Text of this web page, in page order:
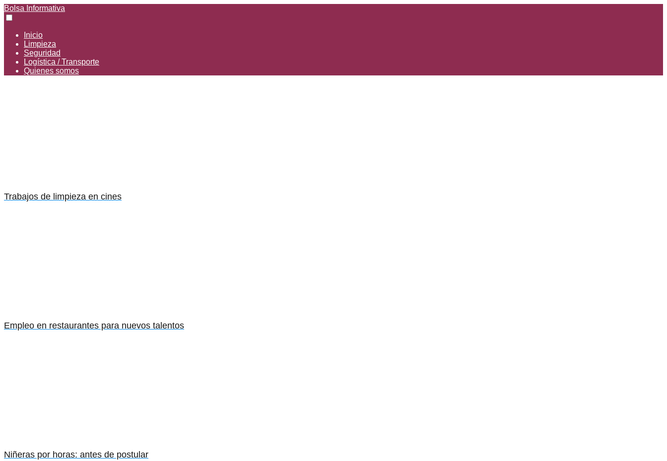
Bolsa Informativa
Inicio
Limpieza
Seguridad
Logística / Transporte
Quienes somos
Trabajos de limpieza en cines
Empleo en restaurantes para nuevos talentos
Niñeras por horas: antes de postular